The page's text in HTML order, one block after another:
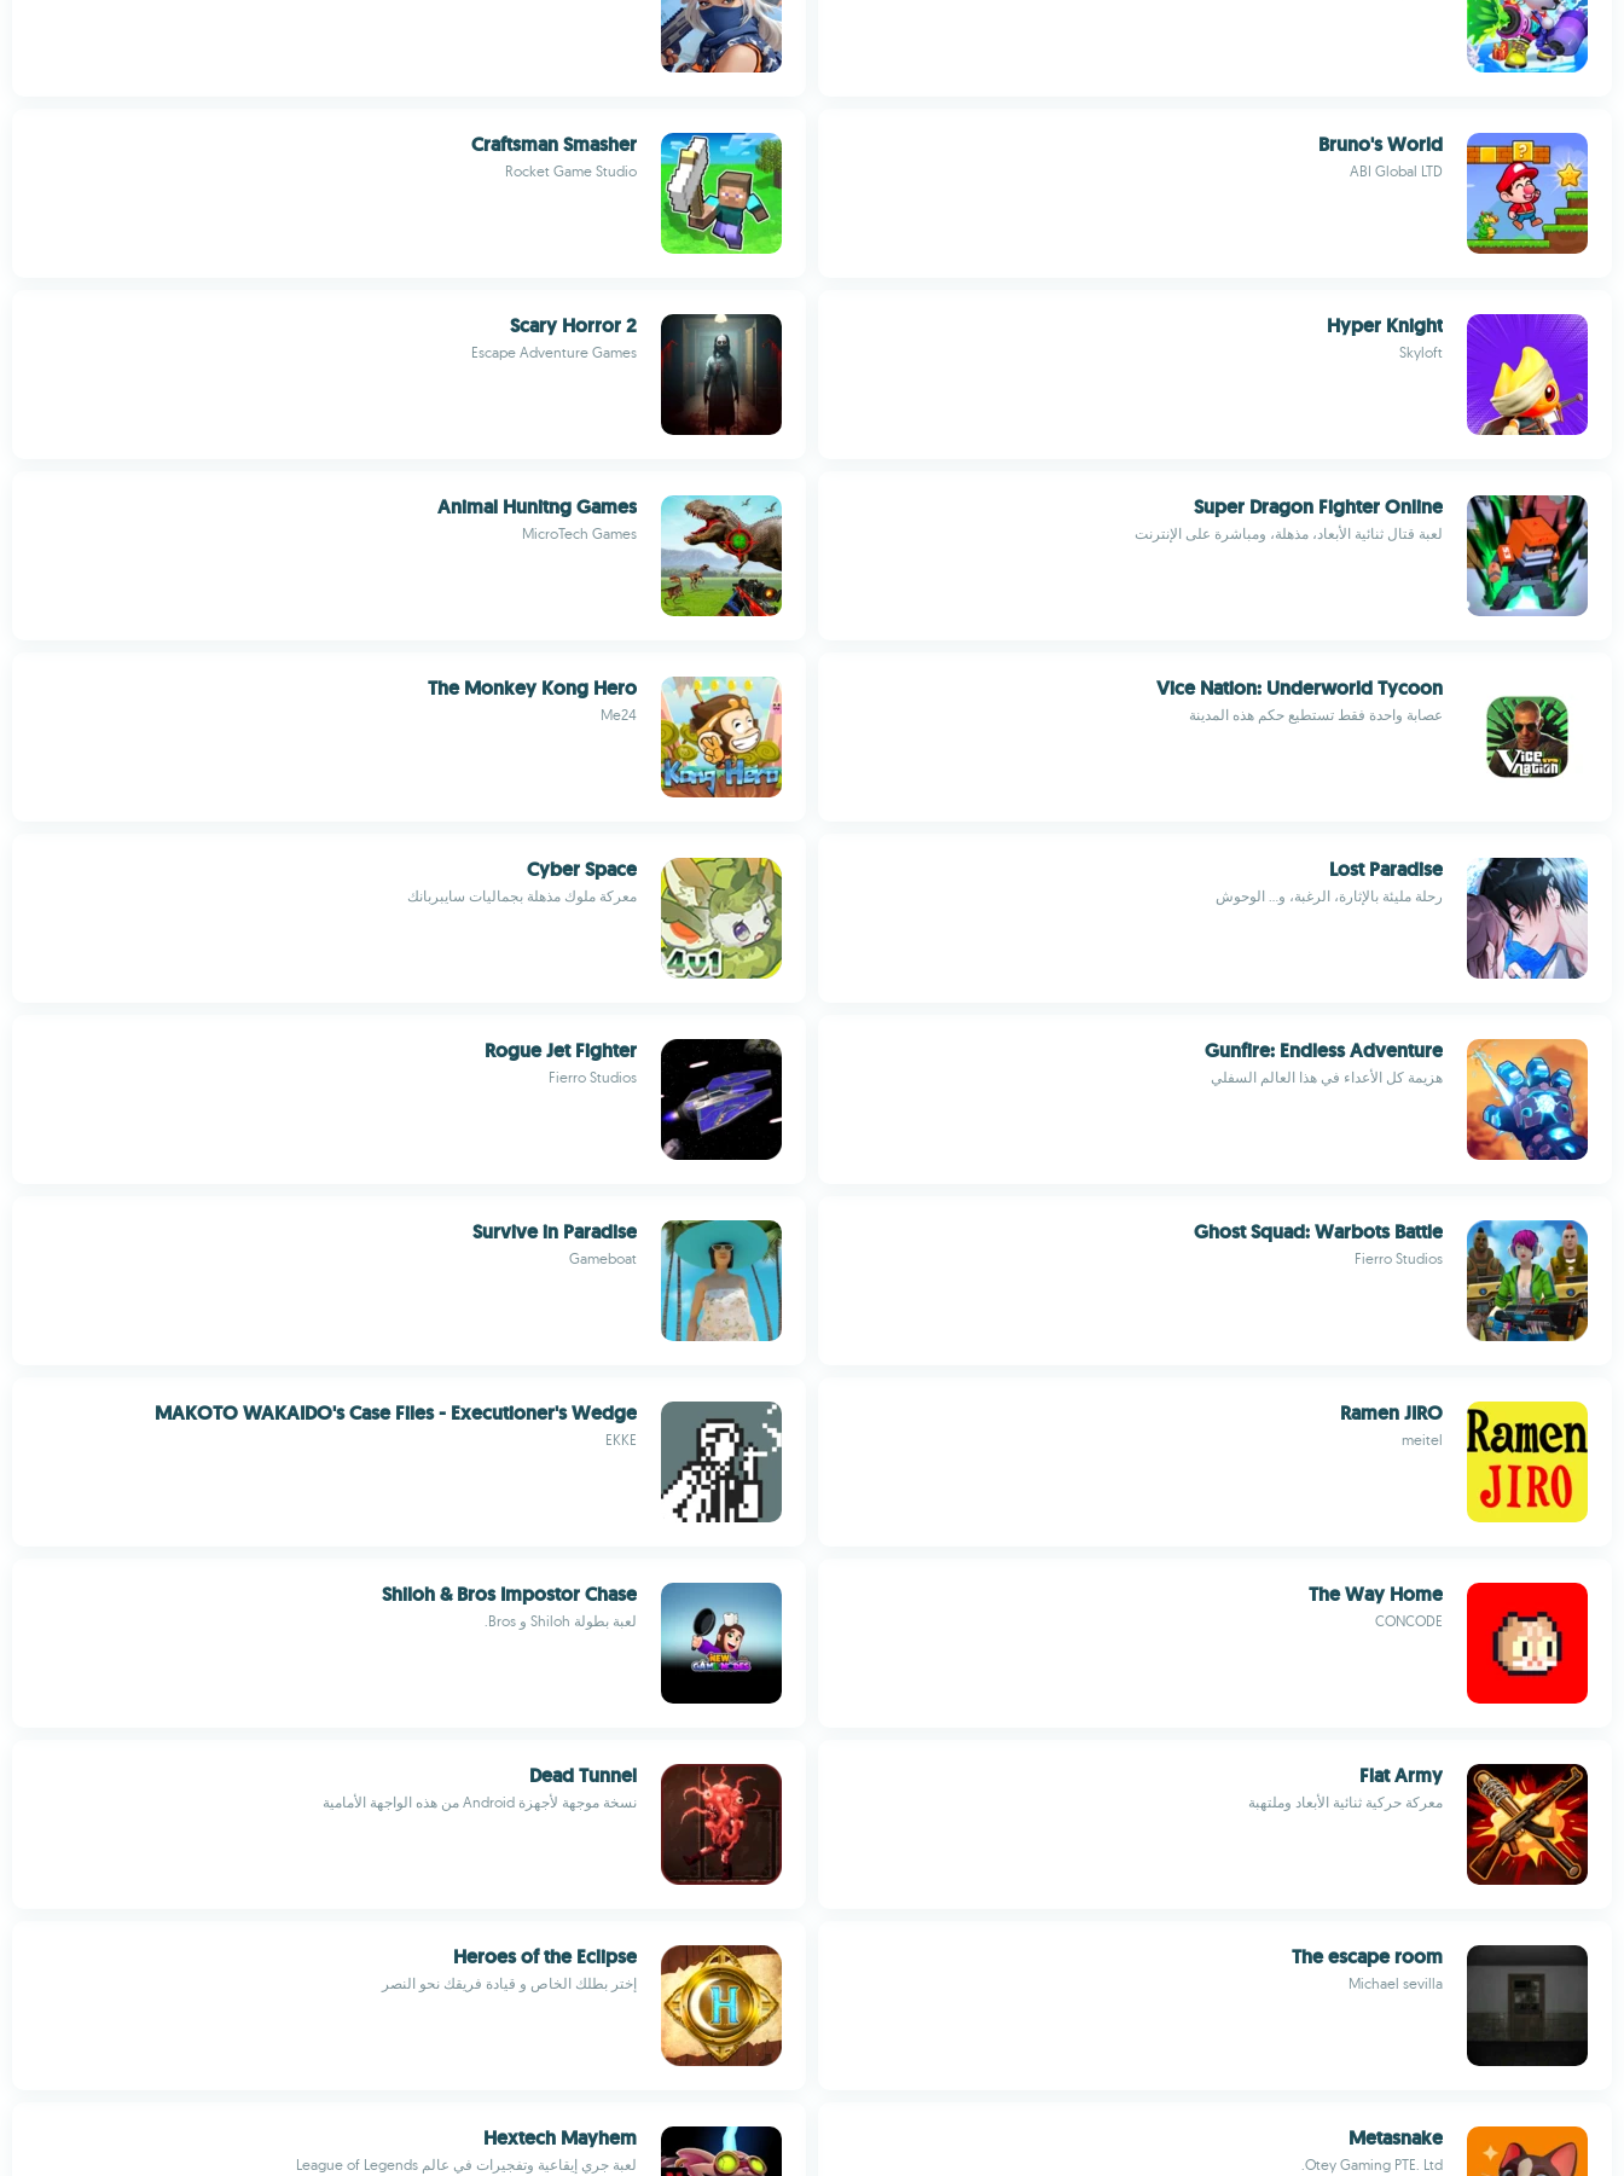
Bruno's World
ABI Global LTD
Craftsman Smasher
Rocket Game Studio
Hyper Knight
Skyloft
Scary Horror 2
Escape Adventure Games
Super Dragon Fighter Online
لعبة قتال ثنائية الأبعاد، مذهلة، ومباشرة على الإنترنت
Animal Hunitng Games
MicroTech Games
Vice Nation: Underworld Tycoon
عصابة واحدة فقط تستطيع حكم هذه المدينة
The Monkey Kong Hero
Me24
Lost Paradise
رحلة مليئة بالإثارة، الرغبة، و... الوحوش
Cyber Space
معركة ملوك مذهلة بجماليات سايبربانك
Gunfire: Endless Adventure
هزيمة كل الأعداء في هذا العالم السفلي
Rogue Jet Fighter
Fierro Studios
Ghost Squad: Warbots Battle
Fierro Studios
Survive in Paradise
Gameboat
Ramen JIRO
meitel
MAKOTO WAKAIDO's Case Files - Executioner's Wedge
EKKE
The Way Home
CONCODE
Shiloh & Bros Impostor Chase
لعبة بطولة Shiloh و Bros.
Flat Army
معركة حركية ثنائية الأبعاد وملتهبة
Dead Tunnel
نسخة موجهة لأجهزة Android من هذه الواجهة الأمامية
The escape room
Michael sevilla
Heroes of the Eclipse
إختر بطلك الخاص و قيادة فريقك نحو النصر
Metasnake
Otey Gaming PTE. Ltd.
Hextech Mayhem
لعبة جري إيقاعية وتفجيرات في عالم League of Legends